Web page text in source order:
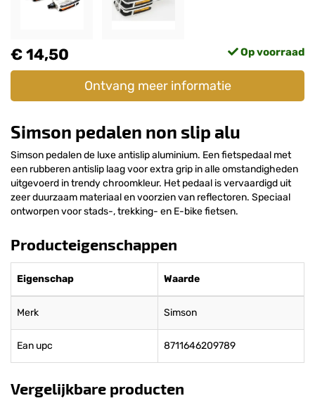
€ 14,50 Op voorraad
Ontvang meer informatie
Simson pedalen non slip alu
Simson pedalen de luxe antislip aluminium. Een fietspedaal met
een rubberen antislip laag voor extra grip in alle omstandigheden
uitgevoerd in trendy chroomkleur. Het pedaal is vervaardigd uit
zeer duurzaam materiaal en voorzien van reflectoren. Speciaal
ontworpen voor stads-, trekking- en E-bike fietsen.
Producteigenschappen
Eigenschap Waarde
Merk Simson
Ean upc 8711646209789
Vergelijkbare producten